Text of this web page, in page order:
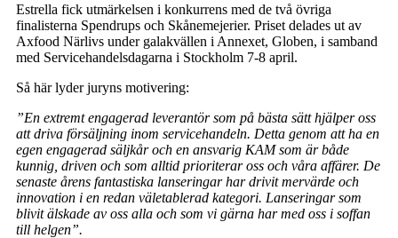
Estrella fick utmärkelsen i konkurrens med de två övriga
finalisterna Spendrups och Skånemejerier. Priset delades ut av
Axfood Närlivs under galakvällen i Annexet, Globen, i samband
med Servicehandelsdagarna i Stockholm 7-8 april.
Så här lyder juryns motivering:
”En extremt engagerad leverantör som på bästa sätt hjälper oss
att driva försäljning inom servicehandeln. Detta genom att ha en
egen engagerad säljkår och en ansvarig KAM som är både
kunnig, driven och som alltid prioriterar oss och våra affärer. De
senaste årens fantastiska lanseringar har drivit mervärde och
innovation i en redan väletablerad kategori. Lanseringar som
blivit älskade av oss alla och som vi gärna har med oss i soffan
till helgen”.